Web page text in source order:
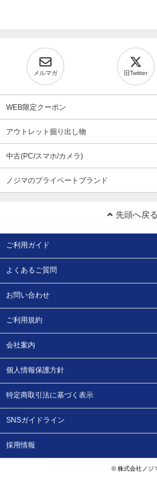
メルマガ 旧Twitter
WEB限定クーポン
アウトレット掘り出し物
中古(PC/スマホ/カメラ)
ノジマのプライベートブランド
先頭へ戻る
ご利用ガイド
よくあるご質問
お問い合わせ
ご利用規約
会社案内
個人情報保護方針
特定商取引法に基づく表示
SNSガイドライン
採用情報
© 株式会社ノジ